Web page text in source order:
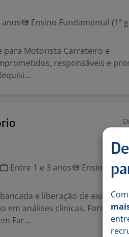
anos
Ensino Fundamental (1º
para Motorista Carreteiro e
responsáveis e
Entre 1 e 3 anos
Ensino
e liberação de exames
em análises clinicas. Formação:
Far...